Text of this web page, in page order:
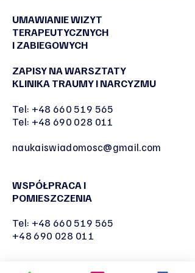
UMAWIANIE WIZYT
TERAPEUTYCZNYCH
I ZABIEGOWYCH
ZAPISY NA WARSZTATY
KLINIKA TRAUMY I NARCYZMU
Tel: +48 660 519 565
Tel: +48 690 028 011
naukaiswiadomosc@gmail.com
WSPÓŁPRACA I
POMIESZCZENIA
Tel: +48 660 519 565
+48 690 028 011